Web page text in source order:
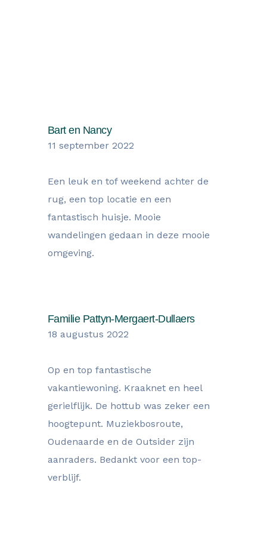
Bart en Nancy
11 september 2022
Een leuk en tof weekend achter de
rug, een top locatie en een
fantastisch huisje. Mooie
wandelingen gedaan in deze mooie
omgeving.
Familie Pattyn-Mergaert-Dullaers
18 augustus 2022
Op en top fantastische
vakantiewoning. Kraaknet en heel
gerielflijk. De hottub was zeker een
hoogtepunt. Muziekbosroute,
Oudenaarde en de Outsider zijn
aanraders. Bedankt voor een top-
verblijf.